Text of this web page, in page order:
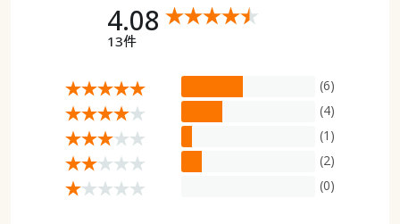
4.08
13件
(6)
(4)
(1)
(2)
(0)